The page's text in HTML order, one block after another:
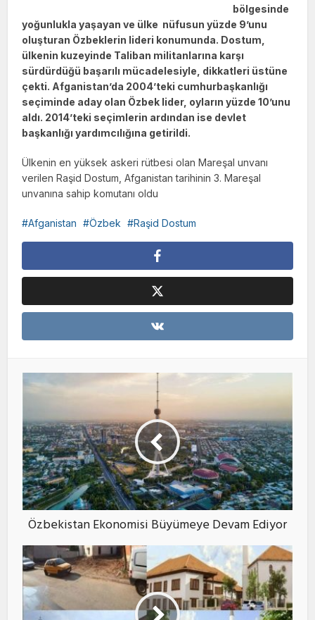
bölgesinde
yoğunlukla yaşayan ve ülke nüfusun yüzde 9’unu
oluşturan Özbeklerin lideri konumunda. Dostum,
ülkenin kuzeyinde Taliban militanlarına karşı
sürdürdüğü başarılı mücadelesiyle, dikkatleri üstüne
çekti. Afganistan’da 2004’teki cumhurbaşkanlığı
seçiminde aday olan Özbek lider, oyların yüzde 10’unu
aldı. 2014’teki seçimlerin ardından ise devlet
başkanlığı yardımcılığına getirildi.
Ülkenin en yüksek askeri rütbesi olan Mareşal unvanı
verilen Raşid Dostum, Afganistan tarihinin 3. Mareşal
unvanına sahip komutanı oldu
Afganistan Özbek Raşid Dostum
Özbekistan Ekonomisi Büyümeye Devam Ediyor